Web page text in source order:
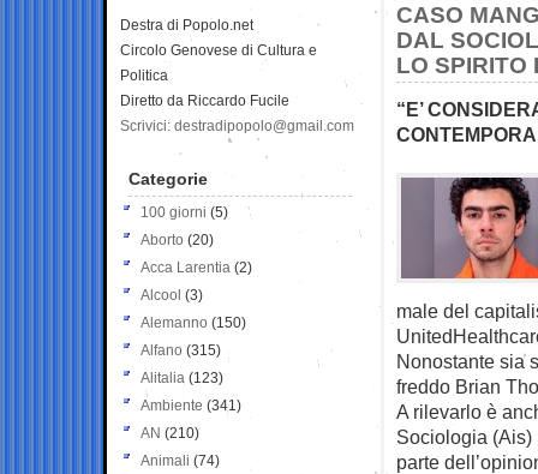
CASO
DAL
LO SPIRITO
“E’
male del
Nonostante sia
freddo Brian
A rilevarlo è
Sociologia (Ais)
parte
Destra di Popolo.net
Circolo Genovese di Cultura e
Politica
Diretto da Riccardo Fucile
Scrivici: destradipopolo@gmail.com
Categorie
100 giorni (5)
Aborto (20)
Acca Larentia (2)
Alcool (3)
Alemanno (150)
Alfano (315)
Alitalia (123)
Ambiente (341)
AN (210)
Animali (74)